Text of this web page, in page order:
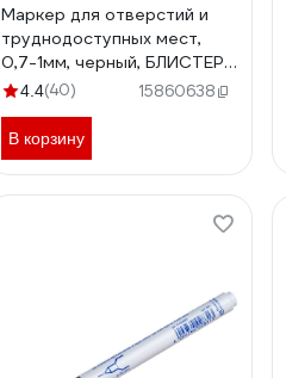
Маркер для отверстий и
труднодоступных мест,
0,7-1мм, черный, БЛИСТЕР
Edding E-8850#1
4.4(40) 15860638
В корзину